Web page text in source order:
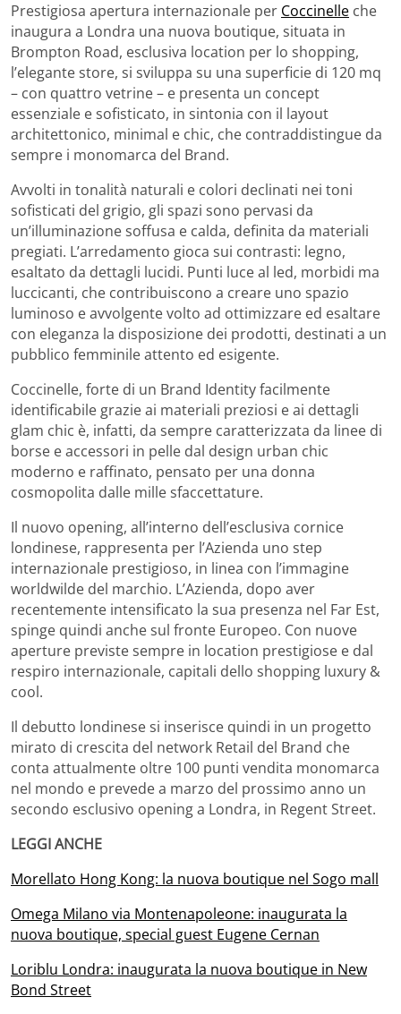
Prestigiosa apertura internazionale per Coccinelle che
inaugura a Londra una nuova boutique, situata in
Brompton Road, esclusiva location per lo shopping,
l’elegante store, si sviluppa su una superficie di 120 mq
– con quattro vetrine – e presenta un concept
essenziale e sofisticato, in sintonia con il layout
architettonico, minimal e chic, che contraddistingue da
sempre i monomarca del Brand.
Avvolti in tonalità naturali e colori declinati nei toni
sofisticati del grigio, gli spazi sono pervasi da
un’illuminazione soffusa e calda, definita da materiali
pregiati. L’arredamento gioca sui contrasti: legno,
esaltato da dettagli lucidi. Punti luce al led, morbidi ma
luccicanti, che contribuiscono a creare uno spazio
luminoso e avvolgente volto ad ottimizzare ed esaltare
con eleganza la disposizione dei prodotti, destinati a un
pubblico femminile attento ed esigente.
Coccinelle, forte di un Brand Identity facilmente
identificabile grazie ai materiali preziosi e ai dettagli
glam chic è, infatti, da sempre caratterizzata da linee di
borse e accessori in pelle dal design urban chic
moderno e raffinato, pensato per una donna
cosmopolita dalle mille sfaccettature.
Il nuovo opening, all’interno dell’esclusiva cornice
londinese, rappresenta per l’Azienda uno step
internazionale prestigioso, in linea con l’immagine
worldwilde del marchio. L’Azienda, dopo aver
recentemente intensificato la sua presenza nel Far Est,
spinge quindi anche sul fronte Europeo. Con nuove
aperture previste sempre in location prestigiose e dal
respiro internazionale, capitali dello shopping luxury &
cool.
Il debutto londinese si inserisce quindi in un progetto
mirato di crescita del network Retail del Brand che
conta attualmente oltre 100 punti vendita monomarca
nel mondo e prevede a marzo del prossimo anno un
secondo esclusivo opening a Londra, in Regent Street.
LEGGI ANCHE
Morellato Hong Kong: la nuova boutique nel Sogo mall
Omega Milano via Montenapoleone: inaugurata la
nuova boutique, special guest Eugene Cernan
Loriblu Londra: inaugurata la nuova boutique in New
Bond Street